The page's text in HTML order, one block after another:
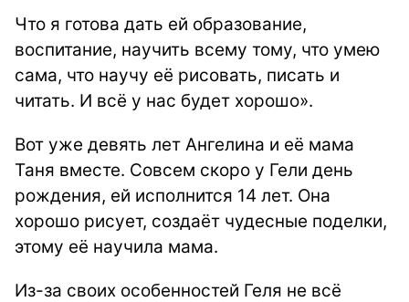
Что я готова дать ей образование,
воспитание, научить всему тому, что умею
сама, что научу её рисовать, писать и
читать. И всё у нас будет хорошо».
Вот уже девять лет Ангелина и её мама
Таня вместе. Совсем скоро у Гели день
рождения, ей исполнится 14 лет. Она
хорошо рисует, создаёт чудесные поделки,
этому её научила мама.
Из-за своих особенностей Геля не всё